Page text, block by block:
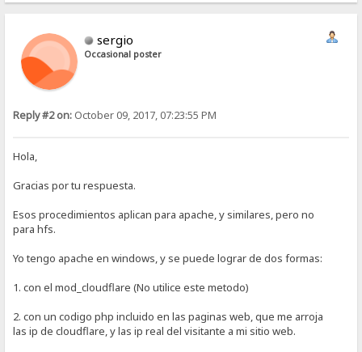
sergio
Occasional poster
Reply #2 on: October 09, 2017, 07:23:55 PM
Hola,
Gracias por tu respuesta.
Esos procedimientos aplican para apache, y similares, pero no
para hfs.
Yo tengo apache en windows, y se puede lograr de dos formas:
1. con el mod_cloudflare (No utilice este metodo)
2. con un codigo php incluido en las paginas web, que me arroja
las ip de cloudflare, y las ip real del visitante a mi sitio web.